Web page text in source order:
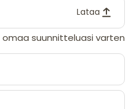
Lataa
suunnitteluasi varten